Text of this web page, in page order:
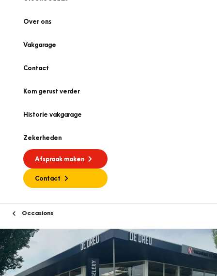
Over ons
Vakgarage
Contact
Kom gerust verder
Historie vakgarage
Zekerheden
Afspraak maken
Contact
Occasions